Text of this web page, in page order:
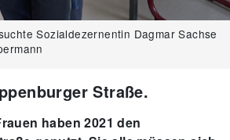
Sozialdezernentin Dagmar Sachse
Straße.
haben 2021 den